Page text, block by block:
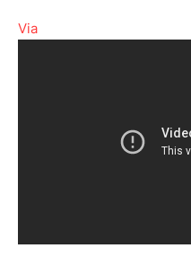
Via